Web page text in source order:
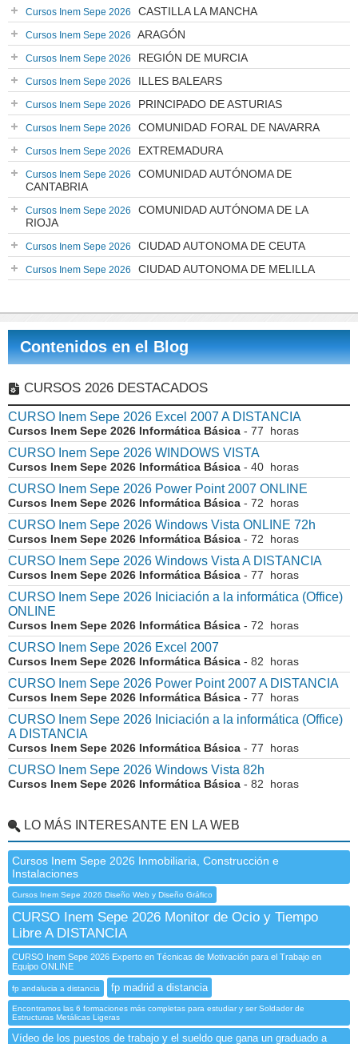
Cursos Inem Sepe 2026 CASTILLA LA MANCHA
Cursos Inem Sepe 2026 ARAGÓN
Cursos Inem Sepe 2026 REGIÓN DE MURCIA
Cursos Inem Sepe 2026 ILLES BALEARS
Cursos Inem Sepe 2026 PRINCIPADO DE ASTURIAS
Cursos Inem Sepe 2026 COMUNIDAD FORAL DE NAVARRA
Cursos Inem Sepe 2026 EXTREMADURA
Cursos Inem Sepe 2026
COMUNIDAD AUTÓNOMA DE
CANTABRIA
Cursos Inem Sepe 2026
COMUNIDAD AUTÓNOMA DE LA
RIOJA
Cursos Inem Sepe 2026 CIUDAD AUTONOMA DE CEUTA
Cursos Inem Sepe 2026 CIUDAD AUTONOMA DE MELILLA
Contenidos en el Blog
CURSOS 2026 DESTACADOS
CURSO Inem Sepe 2026 Excel 2007 A DISTANCIA
Cursos Inem Sepe 2026 Informática Básica - 77 horas
CURSO Inem Sepe 2026 WINDOWS VISTA
Cursos Inem Sepe 2026 Informática Básica - 40 horas
CURSO Inem Sepe 2026 Power Point 2007 ONLINE
Cursos Inem Sepe 2026 Informática Básica - 72 horas
CURSO Inem Sepe 2026 Windows Vista ONLINE 72h
Cursos Inem Sepe 2026 Informática Básica - 72 horas
CURSO Inem Sepe 2026 Windows Vista A DISTANCIA
Cursos Inem Sepe 2026 Informática Básica - 77 horas
CURSO Inem Sepe 2026 Iniciación a la informática (Office)
ONLINE
Cursos Inem Sepe 2026 Informática Básica - 72 horas
CURSO Inem Sepe 2026 Excel 2007
Cursos Inem Sepe 2026 Informática Básica - 82 horas
CURSO Inem Sepe 2026 Power Point 2007 A DISTANCIA
Cursos Inem Sepe 2026 Informática Básica - 77 horas
CURSO Inem Sepe 2026 Iniciación a la informática (Office)
A DISTANCIA
Cursos Inem Sepe 2026 Informática Básica - 77 horas
CURSO Inem Sepe 2026 Windows Vista 82h
Cursos Inem Sepe 2026 Informática Básica - 82 horas
LO MÁS INTERESANTE EN LA WEB
Cursos Inem Sepe 2026 Inmobiliaria, Construcción e
Instalaciones
Cursos Inem Sepe 2026 Diseño Web y Diseño Gráfico
CURSO Inem Sepe 2026 Monitor de Ocio y Tiempo
Libre A DISTANCIA
CURSO Inem Sepe 2026 Experto en Técnicas de Motivación para el Trabajo en
Equipo ONLINE
fp andalucia a distancia fp madrid a distancia
Encontramos las 6 formaciones más completas para estudiar y ser Soldador de
Estructuras Metálicas Ligeras
Vídeo de los puestos de trabajo y el sueldo que gana un graduado a